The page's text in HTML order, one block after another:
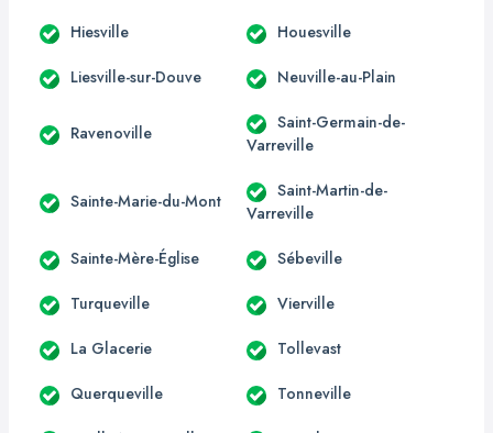
Hiesville Houesville
Liesville-sur-Douve Neuville-au-Plain
Ravenoville
Saint-Germain-de-
Varreville
Sainte-Marie-du-Mont
Saint-Martin-de-
Varreville
Sainte-Mère-Église Sébeville
Turqueville Vierville
La Glacerie Tollevast
Querqueville Tonneville